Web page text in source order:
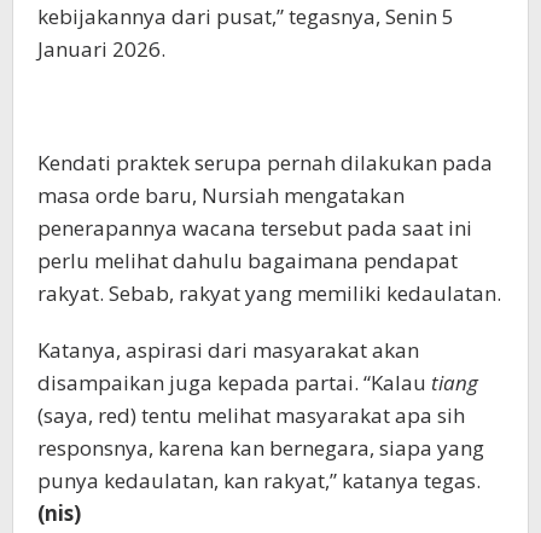
kebijakannya dari pusat,” tegasnya, Senin 5
Januari 2026.
Kendati praktek serupa pernah dilakukan pada
masa orde baru, Nursiah mengatakan
penerapannya wacana tersebut pada saat ini
perlu melihat dahulu bagaimana pendapat
rakyat. Sebab, rakyat yang memiliki kedaulatan.
Katanya, aspirasi dari masyarakat akan
disampaikan juga kepada partai. “Kalau tiang
(saya, red) tentu melihat masyarakat apa sih
responsnya, karena kan bernegara, siapa yang
punya kedaulatan, kan rakyat,” katanya tegas.
(nis)